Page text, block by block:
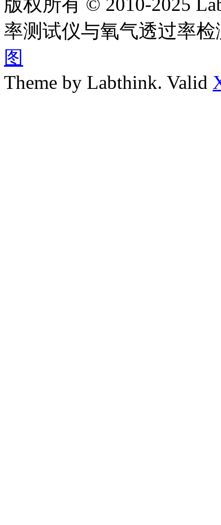
版权所有 © 2010-2025
率测试仪与氧气透过率
图
Theme by Labthink. Valid